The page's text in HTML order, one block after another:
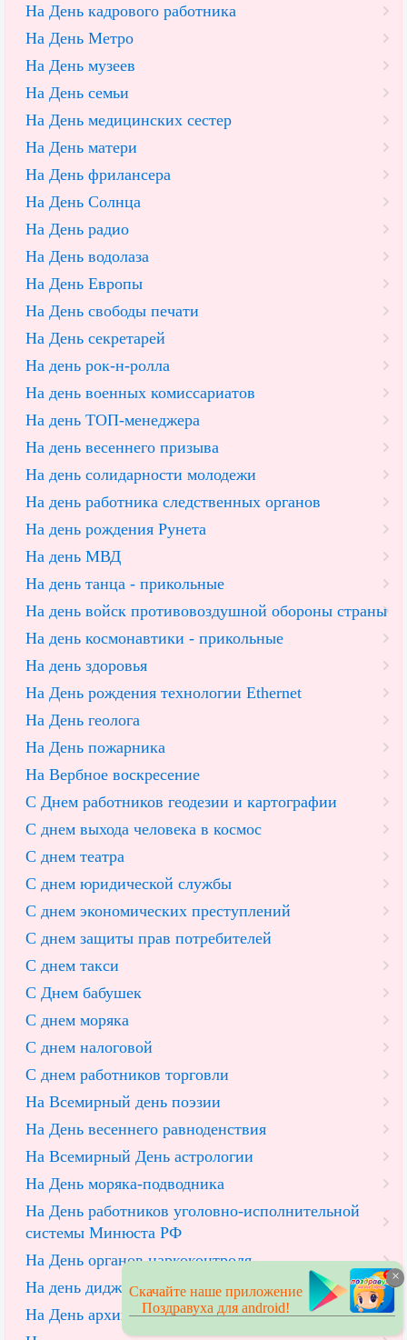
На День кадрового работника
На День Метро
На День музеев
На День семьи
На День медицинских сестер
На День матери
На День фрилансера
На День Солнца
На День радио
На День водолаза
На День Европы
На День свободы печати
На День секретарей
На день рок-н-ролла
На день военных комиссариатов
На день ТОП-менеджера
На день весеннего призыва
На день солидарности молодежи
На день работника следственных органов
На день рождения Рунета
На день МВД
На день танца - прикольные
На день войск противовоздушной обороны страны
На день космонавтики - прикольные
На день здоровья
На День рождения технологии Ethernet
На День геолога
На День пожарника
На Вербное воскресение
С Днем работников геодезии и картографии
С днем выхода человека в космос
С днем театра
С днем юридической службы
С днем экономических преступлений
С днем защиты прав потребителей
С днем такси
С Днем бабушек
С днем моряка
С днем налоговой
С днем работников торговли
На Всемирный день поэзии
На День весеннего равноденствия
На Всемирный День астрологии
На День моряка-подводника
На День работников уголовно-исполнительной
системы Минюста РФ
На День органов наркоконтроля
На день диджея
На День архивов
×
Скачайте наше приложение
Поздравуха для android!